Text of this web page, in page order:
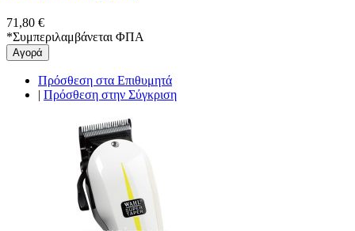
71,80 €
*Συμπεριλαμβάνεται ΦΠΑ
Αγορά
Πρόσθεση στα Επιθυμητά
| Πρόσθεση στην Σύγκριση